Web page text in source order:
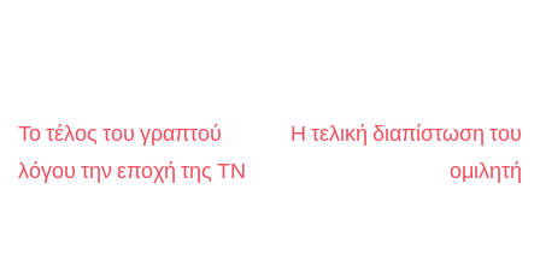
Post
Το τέλος του γραπτού
λόγου την εποχή της ΤΝ
Η τελική διαπίστωση του
ομιλητή